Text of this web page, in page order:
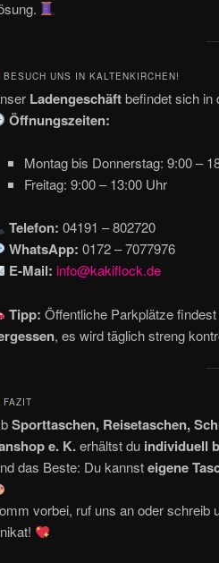
BESUCH UNS IN KALTENKIRCHEN!
Ladengeschäftbefindet sich in
Öffnungszeiten:
Montag bis Donnerstag: 9:00 –
Freitag: 9:00 – 13:00 Uhr
Telefon: 04191 – 802720
WhatsApp: 0172 – 7077976
E-Mail: info@kakiflock.de
Tipp: Öffentliche Parkplätze
, es wird täglich streng
FAZIT
Sporttaschen, Reisetaschen,
e. K.erhältst du individuell
das Beste: Du kannsteigene
vorbei, ruf uns an oder schreib